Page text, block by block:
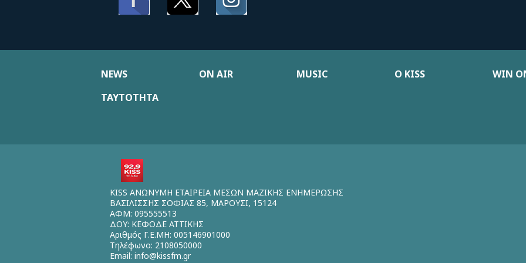
NEWS ON AIR MUSIC Ο KISS WIN
ΤΑΥΤΟΤΗΤΑ
KISS ΑΝΩΝΥΜΗ ΕΤΑΙΡΕΙΑ ΜΕΣΩΝ ΜΑΖΙΚΗΣ ΕΝΗΜΕΡΩΣΗΣ
ΒΑΣΙΛΙΣΣΗΣ ΣΟΦΙΑΣ 85, ΜΑΡΟΥΣΙ, 15124
ΑΦΜ: 095555513
ΔΟΥ: ΚΕΦΟΔΕ ΑΤΤΙΚΗΣ
Αριθμός Γ.Ε.ΜΗ: 005146901000
Τηλέφωνο: 2108050000
Email: info@kissfm.gr